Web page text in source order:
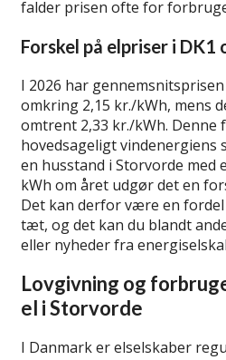
falder prisen ofte for
Forskel på elpriser i DK1
I 2026 har
omkring 2,15 kr./kWh, mens
omtrent 2,33 kr./kWh. Denne
hovedsageligt vindenergiens
en husstand i Storvorde med
kWh om året udgør det en
Det kan derfor være en
tæt, og det kan du blandt
eller nyheder fra
Lovgivning og
el i Storvorde
I Danmark er elselskaber